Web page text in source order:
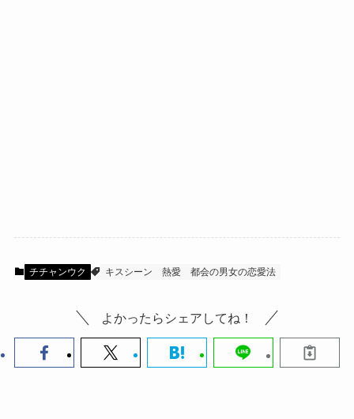
チチャンウク キスシーン 熱愛 都会の男女の恋愛法
よかったらシェアしてね！